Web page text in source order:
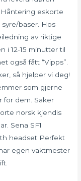
eskorte
baser. Hos
av riktige
i 12-15 minutter til
også fått “Vipps”.
så hjelper vi deg!
som gjerne
for dem. Saker
norsk kjendis
Sena SF1
headset Perfekt
egen vaktmester